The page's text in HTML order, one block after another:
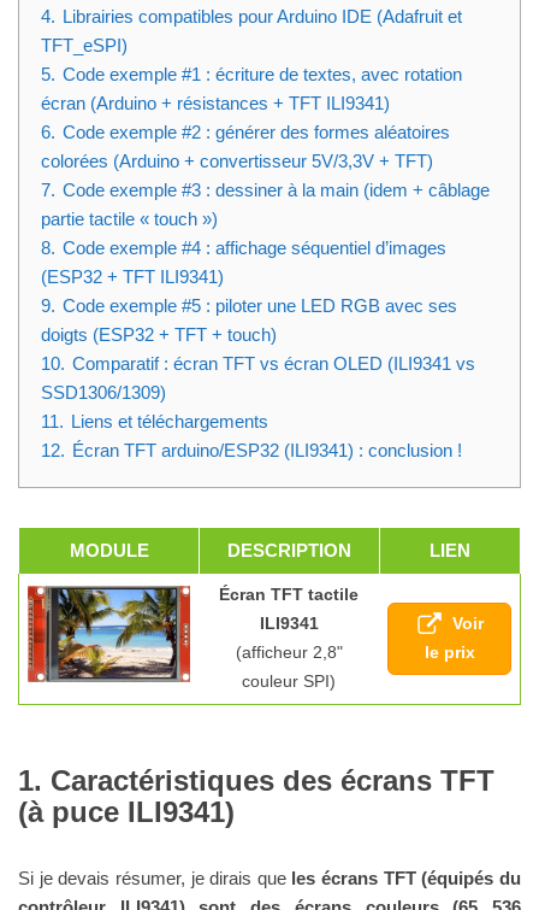
4. Librairies compatibles pour Arduino IDE (Adafruit et
TFT_eSPI)
5. Code exemple #1 : écriture de textes, avec rotation
écran (Arduino + résistances + TFT ILI9341)
6. Code exemple #2 : générer des formes aléatoires
colorées (Arduino + convertisseur 5V/3,3V + TFT)
7. Code exemple #3 : dessiner à la main (idem + câblage
partie tactile « touch »)
8. Code exemple #4 : affichage séquentiel d’images
(ESP32 + TFT ILI9341)
9. Code exemple #5 : piloter une LED RGB avec ses
doigts (ESP32 + TFT + touch)
10. Comparatif : écran TFT vs écran OLED (ILI9341 vs
SSD1306/1309)
11. Liens et téléchargements
12. Écran TFT arduino/ESP32 (ILI9341) : conclusion !
MODULE DESCRIPTION LIEN
Écran TFT tactile
ILI9341
(afficheur 2,8"
couleur SPI)
Voir
le prix
Caractéristiques des écrans TFT
(à puce ILI9341)
Si je devais résumer, je dirais que les écrans TFT (équipés du